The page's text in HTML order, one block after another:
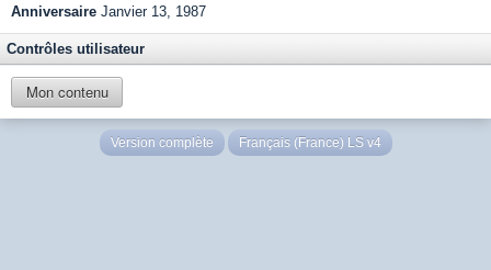
Anniversaire Janvier 13, 1987
Contrôles utilisateur
Mon contenu
Version complète Français (France) LS v4